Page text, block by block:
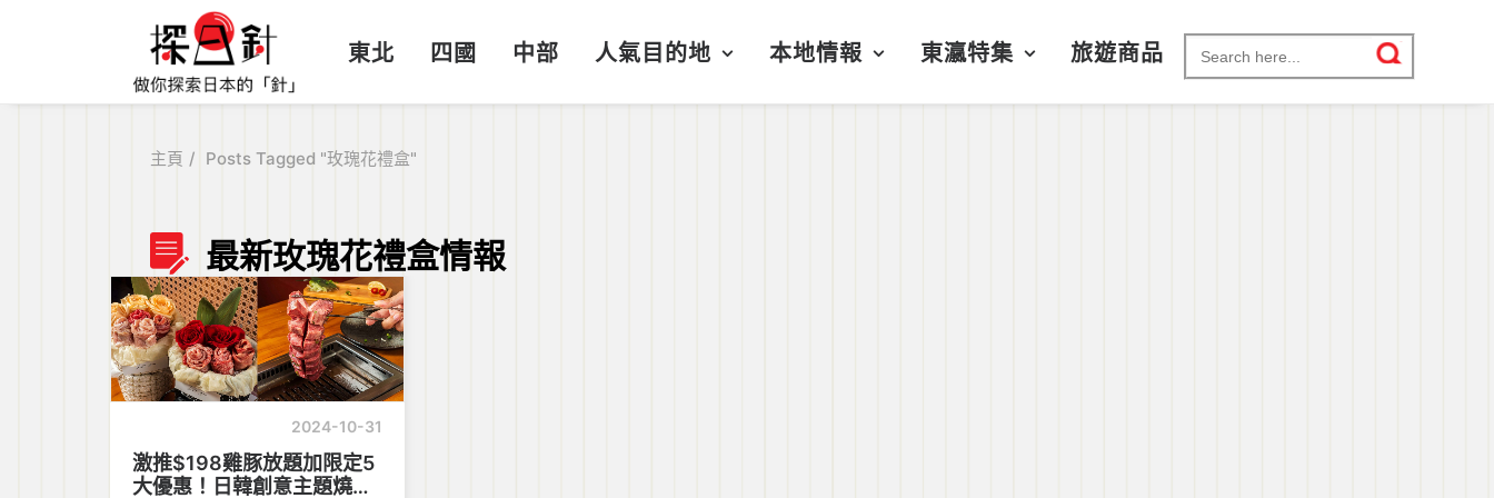
東北 四國 中部 人氣目的地 本地情報 東瀛特集 旅遊商品
主頁 Posts Tagged "玫瑰花禮盒"
最新玫瑰花禮盒情報
2024-10-31
激推$198雞豚放題加限定5
大優惠！日韓創意主題燒肉